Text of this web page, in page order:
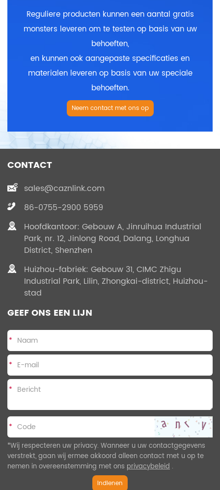
Reguliere producten kunnen een aantal gratis
monsters leveren om te testen op basis van uw
behoeften,
en kunnen ook aangepaste specificaties en
materialen leveren op basis van uw speciale
behoeften.
Neem contact met ons op
CONTACT
sales@caznlink.com
86-0755-2900 5959
Hoofdkantoor: Gebouw A, Jinruihua Industrial
Park, nr. 12, Jinlong Road, Dalang, Longhua
District, Shenzhen
Huizhou-fabriek: Gebouw 31, CIMC Zhigu
Industrial Park, Lilin, Zhongkai-district, Huizhou-
stad
GEEF ONS EEN LIJN
*
*
*
*
*Wij respecteren uw privacy. Wanneer u uw contactgegevens
verstrekt, gaan wij ermee akkoord alleen contact met u op te
nemen in overeenstemming met ons privacybeleid .
Indienen